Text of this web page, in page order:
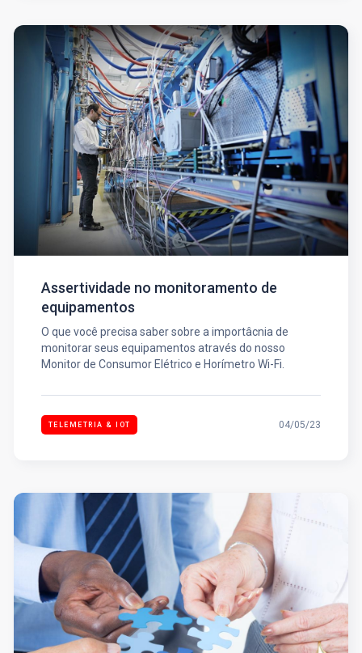
Assertividade no monitoramento de
equipamentos
O que você precisa saber sobre a importâcnia de
monitorar seus equipamentos através do nosso
Monitor de Consumor Elétrico e Horímetro Wi-Fi.
TELEMETRIA & IOT 04/05/23